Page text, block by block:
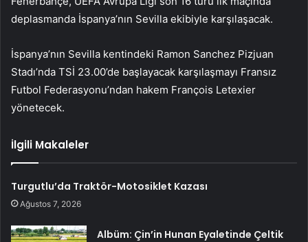
deplasmanda İspanya’nın Sevilla ekibiyle karşılaşacak.
İspanya’nın Sevilla kentindeki Ramon Sanchez Pizjuan
Stadı’nda TSİ 23.00’de başlayacak karşılaşmayı Fransız
Futbol Federasyonu’ndan hakem François Letexier
yönetecek.
İlgili Makaleler
Turgutlu’da Traktör-Motosiklet Kazası
Ağustos 7, 2026
Albüm: Çin’in Hunan Eyaletinde Çeltik